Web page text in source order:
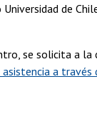
de
se solicita a la
a través